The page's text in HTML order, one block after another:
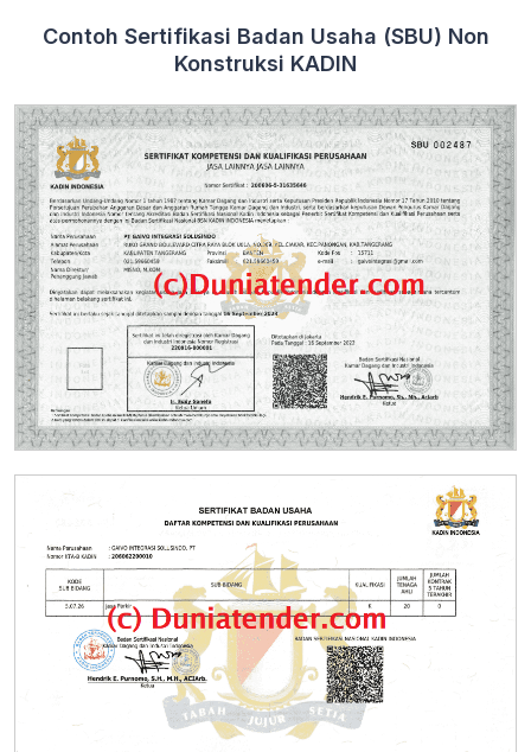
Contoh Sertifikasi Badan Usaha (SBU) Non
Konstruksi KADIN